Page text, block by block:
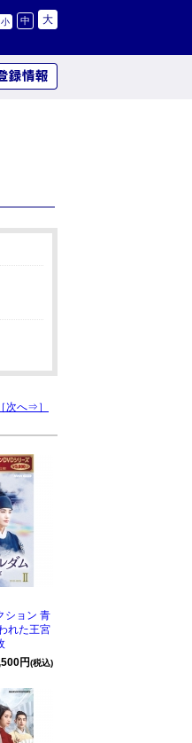
小 中 大
［次へ⇒］
ション 青
れた王宮
円(税込)